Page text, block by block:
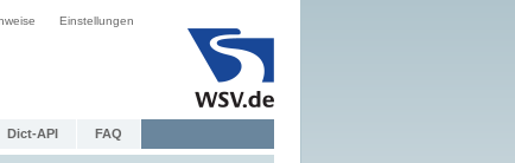
Einstellungen
Dict-API FAQ